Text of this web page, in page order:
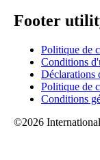
Footer
Politique de
Conditions
Déclarations
Politique de
Conditions
©2026